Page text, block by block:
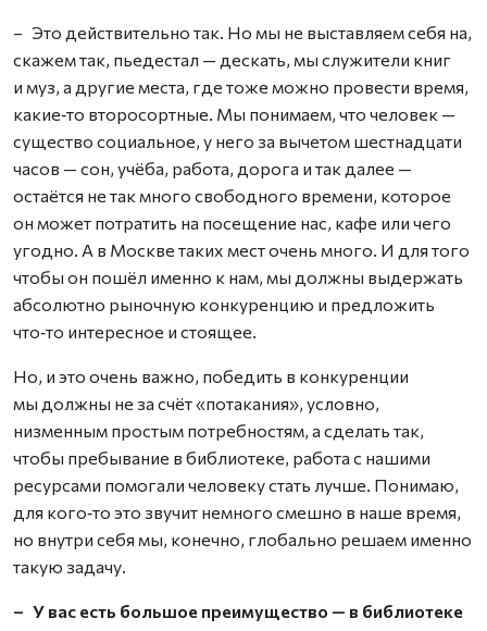
– Это действительно так. Но мы не выставляем себя на,
скажем так, пьедестал — дескать, мы служители книг
и муз, а другие места, где тоже можно провести время,
какие‑то второсортные. Мы понимаем, что человек —
существо социальное, у него за вычетом шестнадцати
часов — сон, учёба, работа, дорога и так далее —
остаётся не так много свободного времени, которое
он может потратить на посещение нас, кафе или чего
угодно. А в Москве таких мест очень много. И для того
чтобы он пошёл именно к нам, мы должны выдержать
абсолютно рыночную конкуренцию и предложить
что‑то интересное и стоящее.
Но, и это очень важно, победить в конкуренции
мы должны не за счёт «потакания», условно,
низменным простым потребностям, а сделать так,
чтобы пребывание в библиотеке, работа с нашими
ресурсами помогали человеку стать лучше. Понимаю,
для кого‑то это звучит немного смешно в наше время,
но внутри себя мы, конечно, глобально решаем именно
такую задачу.
– У вас есть большое преимущество — в библиотеке